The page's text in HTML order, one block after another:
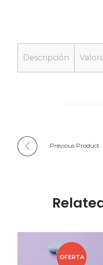
Descripción
Previous Product
OFERTA